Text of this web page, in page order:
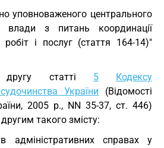
уповноваженого центрального
влади з питань координації
робіт і послуг (стаття 164-14)"
статті 5
Кодексу
України (Відомості
2005 р., NN 35-37, ст. 446)
такого змісту:
адміністративних справах у